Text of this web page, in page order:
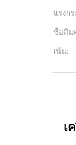
แรงก
ชื่อสิน
เน้น:
เ